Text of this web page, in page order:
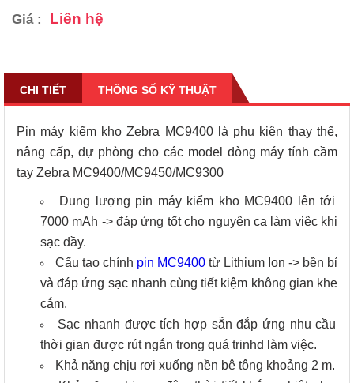
Giá : Liên hệ
CHI TIẾT THÔNG SỐ KỸ THUẬT
Pin máy kiểm kho Zebra MC9400 là phụ kiện thay thế,
nâng cấp, dự phòng cho các model dòng máy tính cầm
tay Zebra MC9400/MC9450/MC9300
Dung lượng pin máy kiểm kho MC9400 lên tới
7000 mAh -> đáp ứng tốt cho nguyên ca làm việc khi
sạc đầy.
Cấu tạo chính pin MC9400 từ Lithium Ion -> bền bỉ
và đáp ứng sạc nhanh cùng tiết kiệm không gian khe
cắm.
Sạc nhanh được tích hợp sẵn đắp ứng nhu cầu
thời gian được rút ngắn trong quá trinhd làm việc.
Khả năng chịu rơi xuống nền bê tông khoảng 2 m.